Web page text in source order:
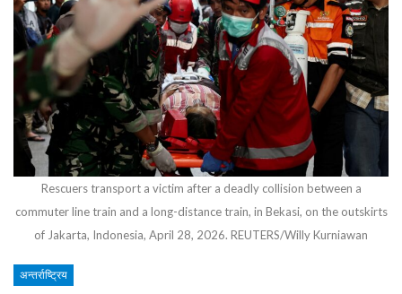
Rescuers transport a victim after a deadly collision between a
commuter line train and a long-distance train, in Bekasi, on the outskirts
of Jakarta, Indonesia, April 28, 2026. REUTERS/Willy Kurniawan
अन्तर्राष्ट्रिय